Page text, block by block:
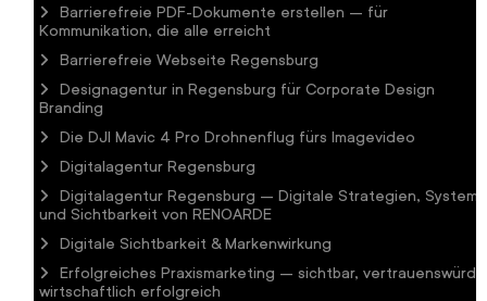
Barrierefreie PDF-Dokumente erstellen – für
Kommunikation, die alle erreicht
Barrierefreie Webseite Regensburg
Designagentur in Regensburg für Corporate Design
Branding
Die DJI Mavic 4 Pro Drohnenflug fürs Imagevideo
Digitalagentur Regensburg
Digitalagentur Regensburg – Digitale Strategien,
und Sichtbarkeit von RENOARDE
Digitale Sichtbarkeit & Markenwirkung
Erfolgreiches Praxismarketing – sichtbar,
wirtschaftlich erfolgreich